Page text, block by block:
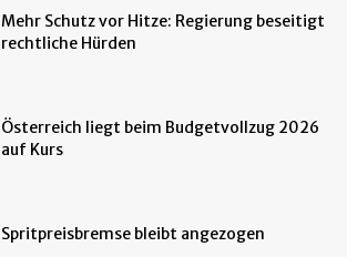
Mehr Schutz vor Hitze: Regierung beseitigt
rechtliche Hürden
Österreich liegt beim Budgetvollzug 2026
auf Kurs
Spritpreisbremse bleibt angezogen